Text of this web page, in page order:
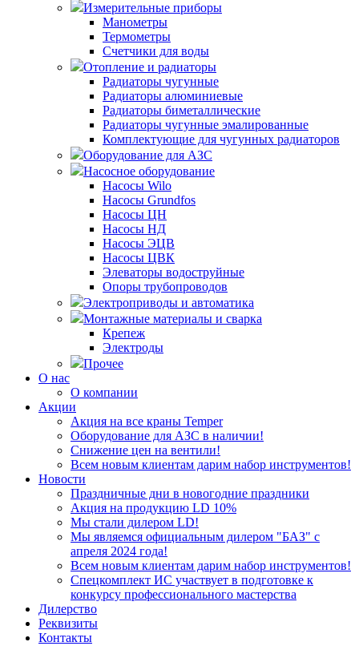
Измерительные приборы
Манометры
Термометры
Счетчики для воды
Отопление и радиаторы
Радиаторы чугунные
Радиаторы алюминиевые
Радиаторы биметаллические
Радиаторы чугунные эмалированные
Комплектующие для чугунных радиаторов
Оборудование для АЗС
Насосное оборудование
Насосы Wilo
Насосы Grundfos
Насосы ЦН
Насосы НД
Насосы ЭЦВ
Насосы ЦВК
Элеваторы водоструйные
Опоры трубопроводов
Электроприводы и автоматика
Монтажные материалы и сварка
Крепеж
Электроды
Прочее
О нас
О компании
Акции
Акция на все краны Temper
Оборудование для АЗС в наличии!
Снижение цен на вентили!
Всем новым клиентам дарим набор инструментов!
Новости
Праздничные дни в новогодние праздники
Акция на продукцию LD 10%
Мы стали дилером LD!
Мы являемся официальным дилером "БАЗ" с
апреля 2024 года!
Всем новым клиентам дарим набор инструментов!
Спецкомплект ИС участвует в подготовке к
конкурсу профессионального мастерства
Дилерство
Реквизиты
Контакты